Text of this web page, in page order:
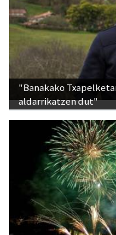
"Banakako
aldarrikatzen dut"